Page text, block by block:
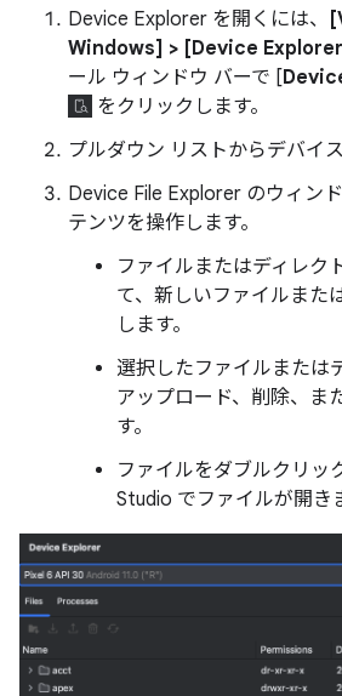
Device Explorer を開くには、
Windows] > [Device
ール ウィンドウ バーで [
をクリックします。
プルダウン リストからデバイ
Device File Explorer のウィン
テンツを操作します。
ファイルまたはディレク
て、新しいファイルまた
します。
選択したファイルまたは
アップロード、削除、ま
す。
ファイルをダブルクリッ
Studio でファイルが開き